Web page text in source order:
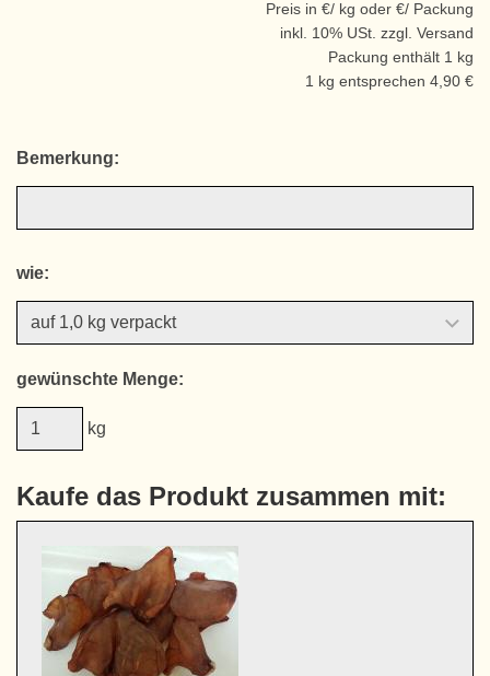
Preis in €/ kg oder €/ Packung
inkl. 10% USt. zzgl. Versand
Packung enthält 1 kg
1 kg entsprechen 4,90 €
Bemerkung:
wie:
gewünschte Menge:
kg
Kaufe das Produkt zusammen mit: